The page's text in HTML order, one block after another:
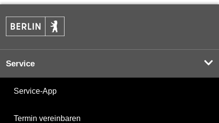
Service
Service-App
Termin vereinbaren